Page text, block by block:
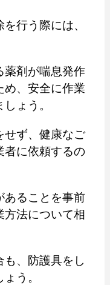
行う際には、
薬剤が喘息発作
め、安全に作業
ょう。
せず、健康なご
者に依頼するの
あることを事前
方法について相
、防護具をし
う。